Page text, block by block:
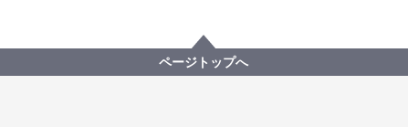
ページトップへ